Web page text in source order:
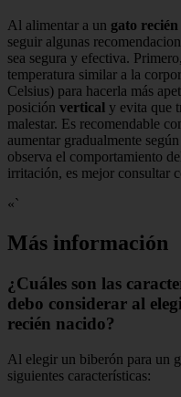
Al alimentar a un gato
seguir algunas
sea segura y efectiva.
temperatura similar a la
Celsius) para hacerla más
posición vertical y evita que
malestar. Es recomendable
aumentar gradualmente
observa el comportamiento
irritación, es mejor consultar
«`
Más información
¿Cuáles son las
debo considerar al
recién nacido?
Al elegir un biberón para un
siguientes características: